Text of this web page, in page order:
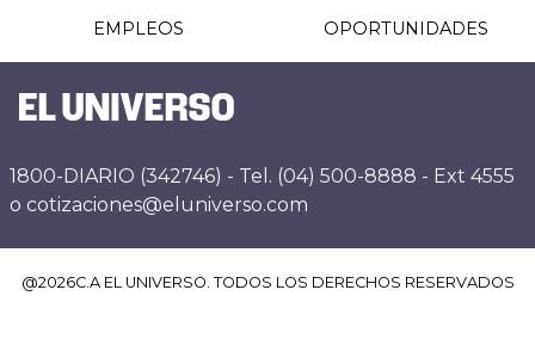
EMPLEOS OPORTUNIDADES
1800-DIARIO (342746) - Tel. (04) 500-8888 - Ext 4555
o cotizaciones@eluniverso.com
@2026C.A EL UNIVERSO. TODOS LOS DERECHOS RESERVADOS